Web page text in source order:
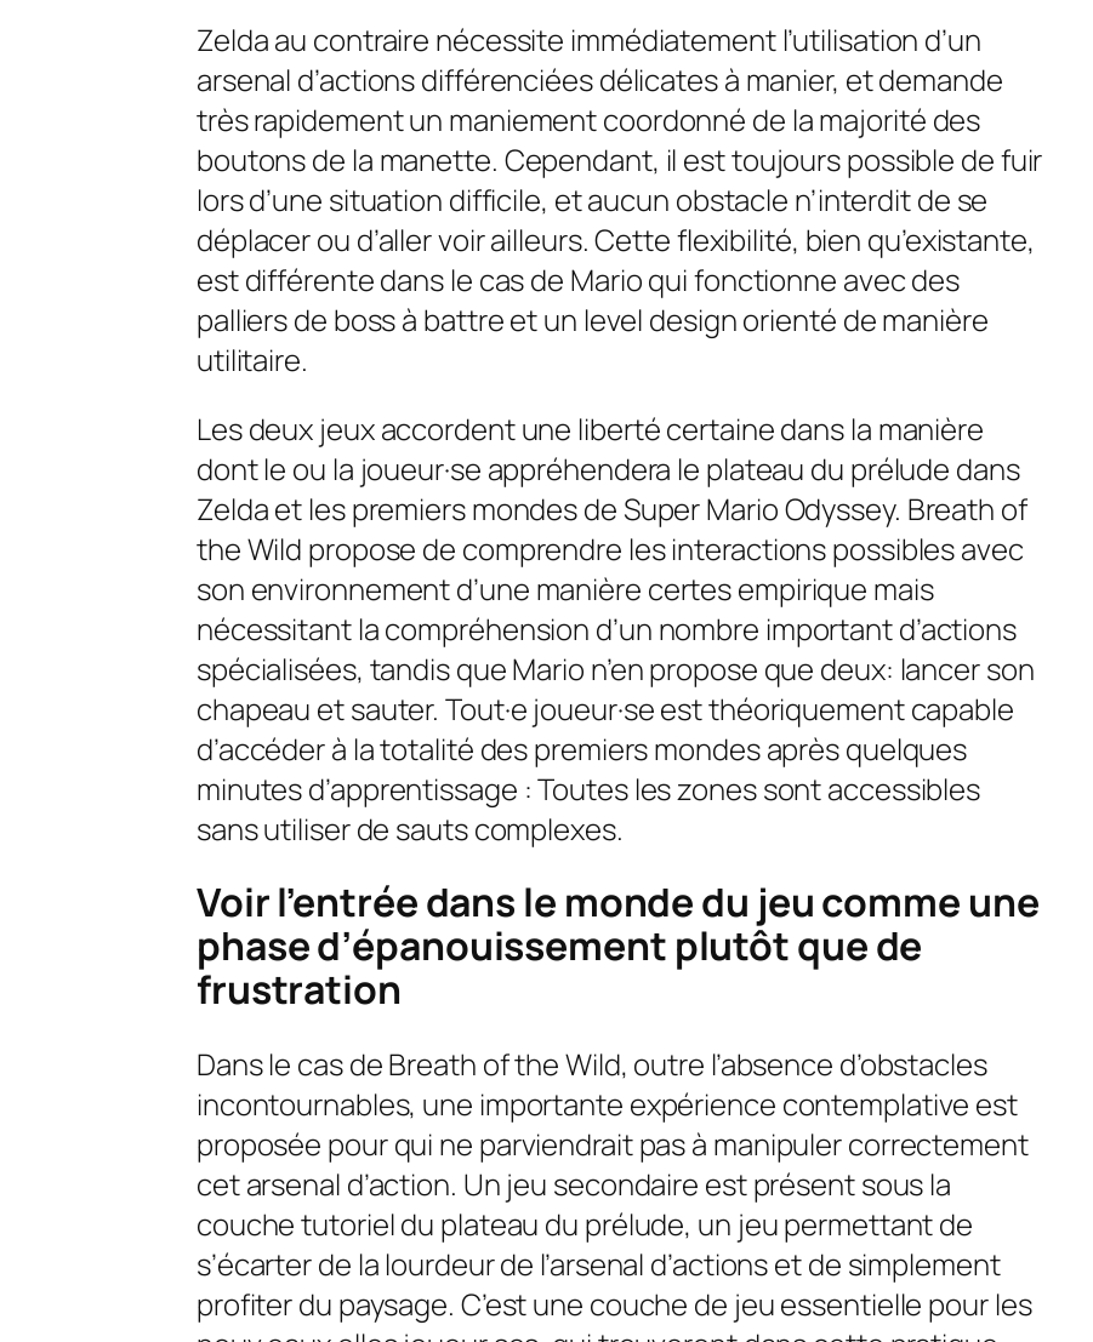
Zelda au contraire nécessite immédiatement l’utilisation d’un
arsenal d’actions différenciées délicates à manier, et demande
très rapidement un maniement coordonné de la majorité des
boutons de la manette. Cependant, il est toujours possible de fuir
lors d’une situation difficile, et aucun obstacle n’interdit de se
déplacer ou d’aller voir ailleurs. Cette flexibilité, bien qu’existante,
est différente dans le cas de Mario qui fonctionne avec des
palliers de boss à battre et un level design orienté de manière
utilitaire.
Les deux jeux accordent une liberté certaine dans la manière
dont le ou la joueur·se appréhendera le plateau du prélude dans
Zelda et les premiers mondes de Super Mario Odyssey. Breath of
the Wild propose de comprendre les interactions possibles avec
son environnement d’une manière certes empirique mais
nécessitant la compréhension d’un nombre important d’actions
spécialisées, tandis que Mario n’en propose que deux: lancer son
chapeau et sauter. Tout·e joueur·se est théoriquement capable
d’accéder à la totalité des premiers mondes après quelques
minutes d’apprentissage : Toutes les zones sont accessibles
sans utiliser de sauts complexes.
Voir l’entrée dans le monde du jeu comme une
phase d’épanouissement plutôt que de
frustration
Dans le cas de Breath of the Wild, outre l’absence d’obstacles
incontournables, une importante expérience contemplative est
proposée pour qui ne parviendrait pas à manipuler correctement
cet arsenal d’action. Un jeu secondaire est présent sous la
couche tutoriel du plateau du prélude, un jeu permettant de
s’écarter de la lourdeur de l’arsenal d’actions et de simplement
profiter du paysage. C’est une couche de jeu essentielle pour les